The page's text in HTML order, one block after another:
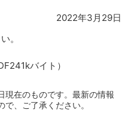
2022年3月29日
。
バイト）
現在のものです。最新の情報
、ご了承ください。